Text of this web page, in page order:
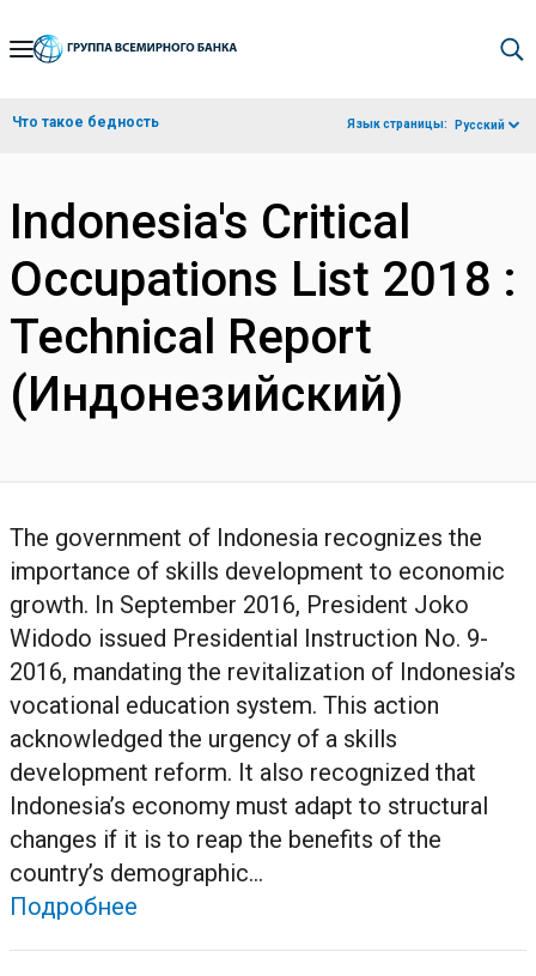
Skip
Navigation
Что такое бедность Язык страницы: Русский
Indonesia's Critical
Occupations List 2018 :
Technical Report
(Индонезийский)
The government of Indonesia recognizes the
importance of skills development to economic
growth. In September 2016, President Joko
Widodo issued Presidential Instruction No. 9-
2016, mandating the revitalization of Indonesia’s
vocational education system. This action
acknowledged the urgency of a skills
development reform. It also recognized that
Indonesia’s economy must adapt to structural
changes if it is to reap the benefits of the
country’s demographic...
Подробнее